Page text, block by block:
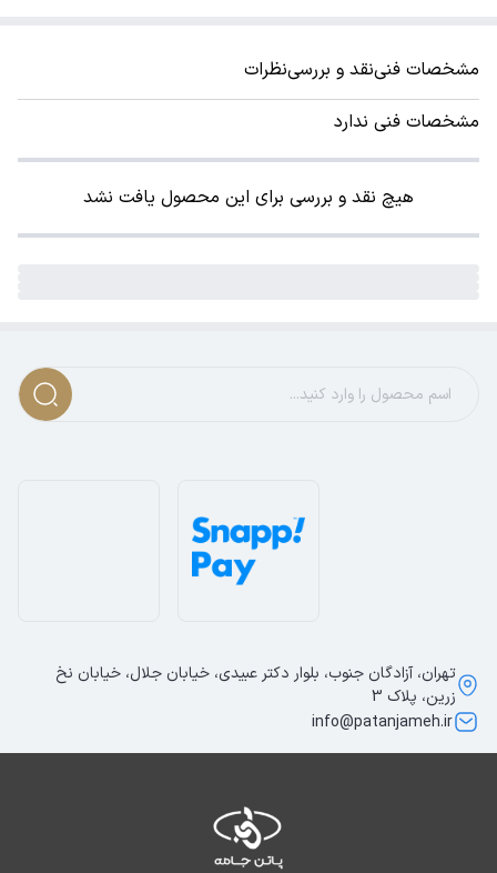
مشخصات فنینقد و بررسینظرات
مشخصات فنی ندارد
هیچ نقد و بررسی برای این محصول یافت نشد
تهران، آزادگان جنوب، بلوار دکتر عبیدی، خیابان جلال، خیابان نخ
زرین، پلاک 3
info@patanjameh.ir